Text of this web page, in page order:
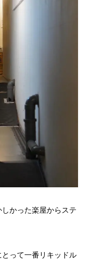
かった楽屋からステ
って一番リキッドル